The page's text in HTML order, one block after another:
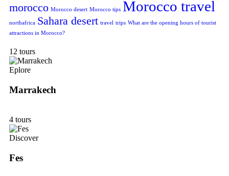
morocco Morocco desert Morocco tips Morocco travel
northafrica Sahara desert travel trips What are the opening hours of tourist
attractions in Morocco?
12 tours
Eplore
Marrakech
4 tours
Discover
Fes